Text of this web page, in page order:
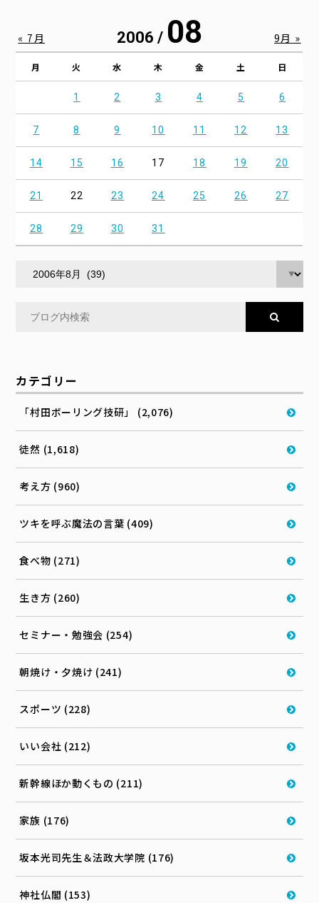
2006 / 08
月 火 水 木 金 土 日
1 2 3 4 5 6
7 8 9 10 11 12 13
14 15 16 17 18 19 20
21 22 23 24 25 26 27
28 29 30 31
« 7月 9月 »
カテゴリー
「村田ボーリング技研」 (2,076)
徒然 (1,618)
考え方 (960)
ツキを呼ぶ魔法の言葉 (409)
食べ物 (271)
生き方 (260)
セミナー・勉強会 (254)
朝焼け・夕焼け (241)
スポーツ (228)
いい会社 (212)
新幹線ほか動くもの (211)
家族 (176)
坂本光司先生＆法政大学院 (176)
神社仏閣 (153)